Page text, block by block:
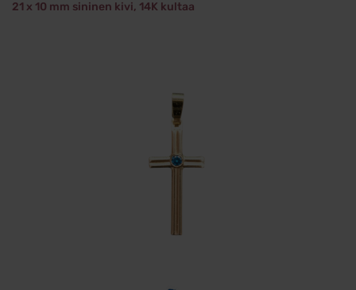
21 x 10 mm sininen kivi, 14K kultaa